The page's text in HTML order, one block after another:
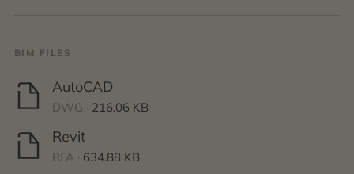
BIM FILES
AutoCAD
DWG · 216.06 KB
Revit
RFA · 634.88 KB